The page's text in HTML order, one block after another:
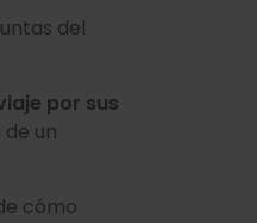
del
por sus
un
cómo